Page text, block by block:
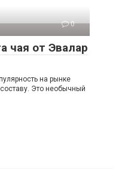
0
чая от Эвалар
на рынке
Это необычный